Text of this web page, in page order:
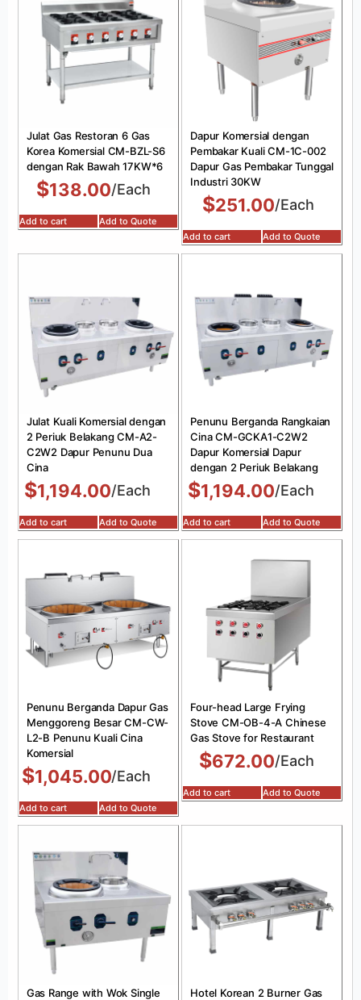
Julat Gas Restoran 6 Gas
Korea Komersial CM-BZL-S6
dengan Rak Bawah 17KW*6
$138.00/Each
Add to cart Add to Quote
Dapur Komersial dengan
Pembakar Kuali CM-1C-002
Dapur Gas Pembakar Tunggal
Industri 30KW
$251.00/Each
Add to cart Add to Quote
Julat Kuali Komersial dengan
2 Periuk Belakang CM-A2-
C2W2 Dapur Penunu Dua
Cina
$1,194.00/Each
Add to cart Add to Quote
Penunu Berganda Rangkaian
Cina CM-GCKA1-C2W2
Dapur Komersial Dapur
dengan 2 Periuk Belakang
$1,194.00/Each
Add to cart Add to Quote
Penunu Berganda Dapur Gas
Menggoreng Besar CM-CW-
L2-B Penunu Kuali Cina
Komersial
$1,045.00/Each
Add to cart Add to Quote
Four-head Large Frying
Stove CM-OB-4-A Chinese
Gas Stove for Restaurant
$672.00/Each
Add to cart Add to Quote
Gas Range with Wok Single
Hotel Korean 2 Burner Gas